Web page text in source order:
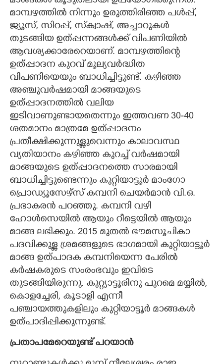
മാമ്പഴത്തിൽ നിന്നും ഉരുത്തിരിഞ്ഞ പൾപ്പ്,
ജ്യൂസ്, സിറപ്പ്, സ്‌ക്വാഷ്, അച്ചാറുകൾ
തുടങ്ങിയ ഉത്പ്പന്നങ്ങൾക്ക് വിപണിയിൽ
ആവശ്യക്കാരേറെയാണ്. മാമ്പഴത്തിന്റെ
ഉത്പ്പാദന കുറവ് മൂല്യവർദ്ധിത
വിപണിയെയും ബാധിച്ചിട്ടുണ്ട്. കഴിഞ്ഞ
അഞ്ചുവർഷമായി മാങ്ങയുടെ
ഉത്പ്പാദനത്തിൽ വലിയ
ഇടിവാണുണ്ടായതെന്നും ഇത്തവണ 30-40
ശതമാനം മാത്രമേ ഉത്പ്പാദനം
പ്രതീക്ഷിക്കുന്നുള്ളുവെന്നും കാലാവസ്ഥ
വ്യതിയാനം കഴിഞ്ഞ കുറച്ച് വർഷമായി
മാങ്ങയുടെ ഉത്പ്പാദനത്തെ സാരമായി
ബാധിച്ചിട്ടുണ്ടെന്നും കുറ്റിയാട്ടൂർ മാംഗോ
പ്രൊഡ്യൂസേഴ്സ് കമ്പനി ചെയർമാൻ വി.ഒ.
പ്രഭാകരൻ പറഞ്ഞു. കമ്പനി വഴി
ഹോൾസെയിൽ ആയും റീട്ടെയിൽ ആയും
മാങ്ങ ലഭിക്കും. 2015 മുതൽ ഭൗമസൂചികാ
പദവിക്കുള്ള ശ്രമങ്ങളുടെ ഭാഗമായി കുറ്റിയാട്ടൂർ
മാങ്ങ ഉത്പാദക കമ്പനിയെന്ന പേരിൽ
കർഷകരുടെ സംരംഭവും ഇവിടെ
തുടങ്ങിയിരുന്നു. കുറ്റ്യാട്ടൂരിനു പുറമെ മയ്യിൽ,
കൊളച്ചേരി, കൂടാളി എന്നീ
പഞ്ചായത്തുകളിലും കുറ്റിയാട്ടൂർ മാങ്ങകൾ
ഉത്പാദിപ്പിക്കുന്നുണ്ട്.
പ്രതാപമേറെയുണ്ട് പറയാൻ